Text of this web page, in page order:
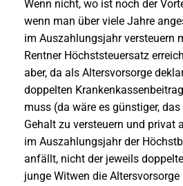
Wenn nicht, wo ist noch der
wenn man über viele Jahre
im Auszahlungsjahr versteuern
Rentner Höchststeuersatz
aber, da als Altersvorsorge
doppelten
muss (da wäre es günstiger,
Gehalt zu versteuern und privat
im Auszahlungsjahr der
anfällt, nicht der jeweils
junge Witwen die